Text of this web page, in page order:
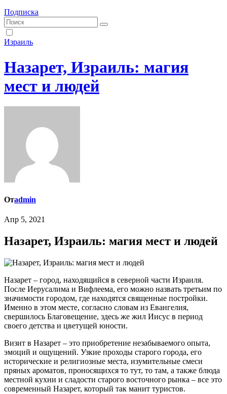
Подписка
Израиль
Назарет, Израиль: магия
мест и людей
Отadmin
Апр 5, 2021
Назарет, Израиль: магия мест и людей
Назарет – город, находящийся в северной части Израиля.
После Иерусалима и Вифлеема, его можно назвать третьим по
значимости городом, где находятся священные постройки.
Именно в этом месте, согласно словам из Евангелия,
свершилось Благовещение, здесь же жил Иисус в период
своего детства и цветущей юности.
Визит в Назарет – это приобретение незабываемого опыта,
эмоций и ощущений. Узкие проходы старого города, его
исторические и религиозные места, изумительные смеси
пряных ароматов, проносящихся то тут, то там, а также блюда
местной кухни и сладости старого восточного рынка – все это
современный Назарет, который так манит туристов.